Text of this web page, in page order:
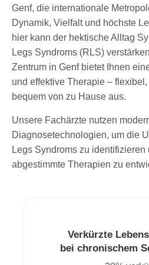
Genf, die internationale
Dynamik, Vielfalt und höchste
hier kann der hektische Alltag
Legs Syndroms (RLS)
Zentrum in Genf bietet Ihnen
und effektive Therapie –
bequem von zu Hause aus.
Unsere Fachärzte nutzen
Diagnosetechnologien, um die
Legs Syndroms zu identifizieren
abgestimmte Therapien zu
Verkürzte
bei chronischem